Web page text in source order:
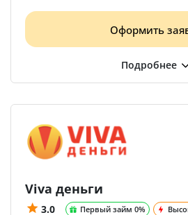
Оформить
Viva деньги
3.0 Первый займ 0%